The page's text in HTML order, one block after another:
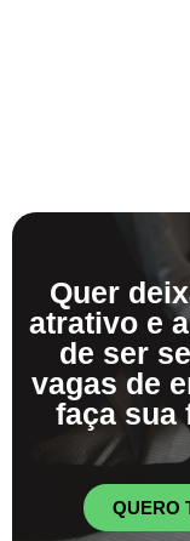
Quer
atrativo e
de ser
vagas de
faça sua
QUERO